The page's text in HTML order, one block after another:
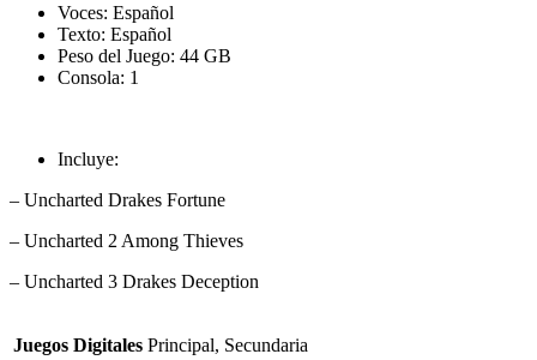
Voces: Español
Texto: Español
Peso del Juego: 44 GB
Consola: 1
Incluye:
– Uncharted Drakes Fortune
– Uncharted 2 Among Thieves
– Uncharted 3 Drakes Deception
Juegos Digitales Principal, Secundaria